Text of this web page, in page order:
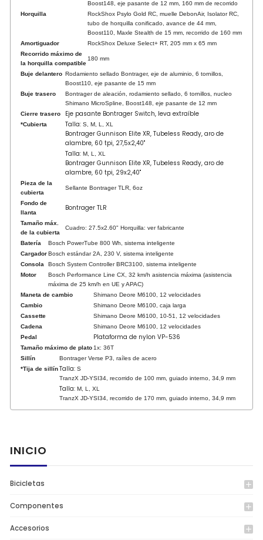
INICIO
Bicicletas add
Componentes add
Accesorios add
Boost148, eje pasante de 12 mm, 160 mm de recorrido
Horquilla
RockShox Psylo Gold RC, muelle DebonAir, Isolator RC,
tubo de horquilla conificado, avance de 44 mm,
Boost110, Maxle Stealth de 15 mm, recorrido de 160 mm
Amortiguador
RockShox Deluxe Select+ RT, 205 mm x 65 mm
Recorrido máximo de
la horquilla compatible
180 mm
Buje delantero Rodamiento sellado Bontrager, eje de aluminio, 6 tornillos,
Boost110, eje pasante de 15 mm
Buje trasero
Bontrager de aleación, rodamiento sellado, 6 tornillos, nucleo
Shimano MicroSpline, Boost148, eje pasante de 12 mm
Cierre trasero
Eje pasante Bontrager Switch, leva extraíble
*Cubierta Talla:S, M, L, XL
Bontrager Gunnison Elite XR, Tubeless Ready, aro de
alambre, 60 tpi, 27,5x2,40"
Talla:M, L, XL
Bontrager Gunnison Elite XR, Tubeless Ready, aro de
alambre, 60 tpi, 29x2,40"
Pieza de la
cubierta
Sellante Bontrager TLR, 6oz
Fondo de
llanta
Bontrager TLR
Tamaño máx.
de la cubierta
Cuadro: 27.5x2.60" Horquilla: ver fabricante
Batería
Bosch PowerTube 800 Wh, sistema inteligente
Cargador Bosch estándar 2A, 230 V, sistema inteligente
Consola
Bosch System Controller BRC3100, sistema inteligente
Motor
Bosch Performance Line CX, 32 km/h asistencia máxima (asistencia
máxima de 25 km/h en UE y APAC)
Maneta de cambio
Shimano Deore M6100, 12 velocidades
Cambio
Shimano Deore M6100, caja larga
Cassette
Shimano Deore M6100, 10-51, 12 velocidades
Cadena
Shimano Deore M6100, 12 velocidades
Pedal
Plataforma de nylon VP-536
Tamaño máximo de plato 1x: 36T
Sillín
Bontrager Verse P3, raíles de acero
*Tija de sillín Talla:S
TranzX JD-YSI34, recorrido de 100 mm, guiado interno, 34,9 mm
Talla:M, L, XL
TranzX JD-YSI34, recorrido de 170 mm, guiado interno, 34,9 mm